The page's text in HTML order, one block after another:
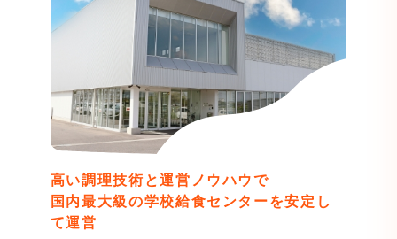
高い調理技術と運営ノウハウで
国内最大級の学校給食センターを安定し
て運営